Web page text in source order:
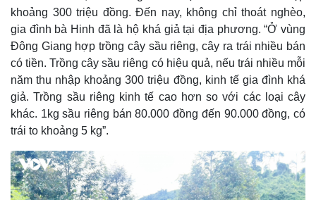
khoảng 300 triệu đồng. Đến nay, không chỉ thoát nghèo,
gia đình bà Hinh đã là hộ khá giả tại địa phương. “Ở vùng
Đông Giang hợp trồng cây sầu riêng, cây ra trái nhiều bán
có tiền. Trồng cây sầu riêng có hiệu quả, nếu trái nhiều mỗi
năm thu nhập khoảng 300 triệu đồng, kinh tế gia đình khá
giả. Trồng sầu riêng kinh tế cao hơn so với các loại cây
khác. 1kg sầu riêng bán 80.000 đồng đến 90.000 đồng, có
trái to khoảng 5 kg”.